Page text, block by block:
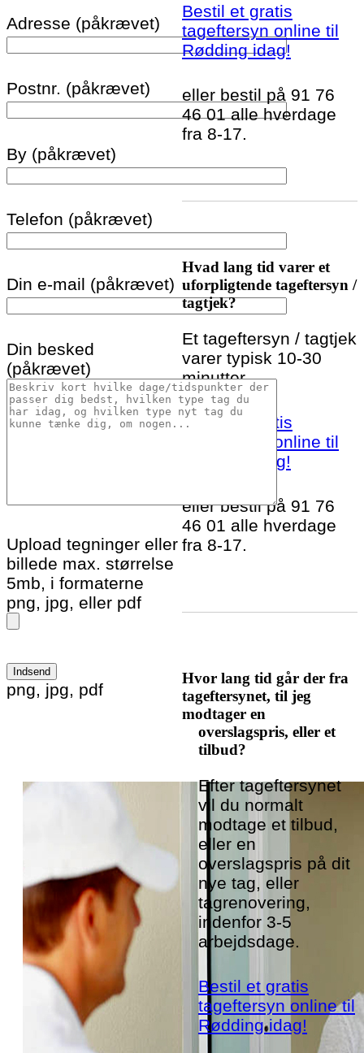
Adresse (påkrævet)
Postnr. (påkrævet)
By (påkrævet)
Telefon (påkrævet)
Din e-mail (påkrævet)
Din besked
(påkrævet)
Upload tegninger eller
billede max. størrelse
5mb, i formaterne
png, jpg, eller pdf
Please leave this field empty.
png, jpg, pdf
Bestil et gratis
tageftersyn online til
Rødding idag!
eller bestil på 91 76
46 01 alle hverdage
fra 8-17.
Hvad lang tid varer et
uforpligtende tageftersyn /
tagtjek?
Et tageftersyn / tagtjek
varer typisk 10-30
minutter.
Bestil et gratis
tageftersyn online til
Rødding idag!
eller bestil på 91 76
46 01 alle hverdage
fra 8-17.
Hvor lang tid går der fra
tageftersynet, til jeg
modtager en
overslagspris, eller et
tilbud?
Efter tageftersynet
vil du normalt
modtage et tilbud,
eller en
overslagspris på dit
nye tag, eller
tagrenovering,
indenfor 3-5
arbejdsdage.
Bestil et gratis
tageftersyn online til
Rødding idag!